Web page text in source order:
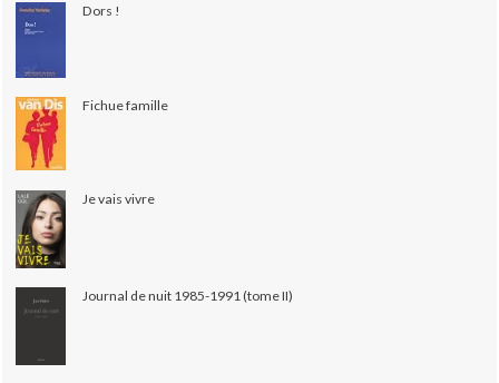
Dors !
Fichue famille
Je vais vivre
Journal de nuit 1985-1991 (tome II)